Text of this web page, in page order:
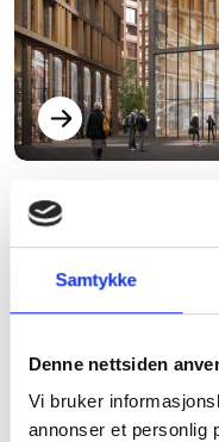
Samtykke
Denne nettsiden
Vi bruker
annonser et personlig
Skovly Øst